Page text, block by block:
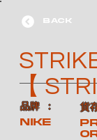
BACK
【
​品牌 ：
NIKE
貨